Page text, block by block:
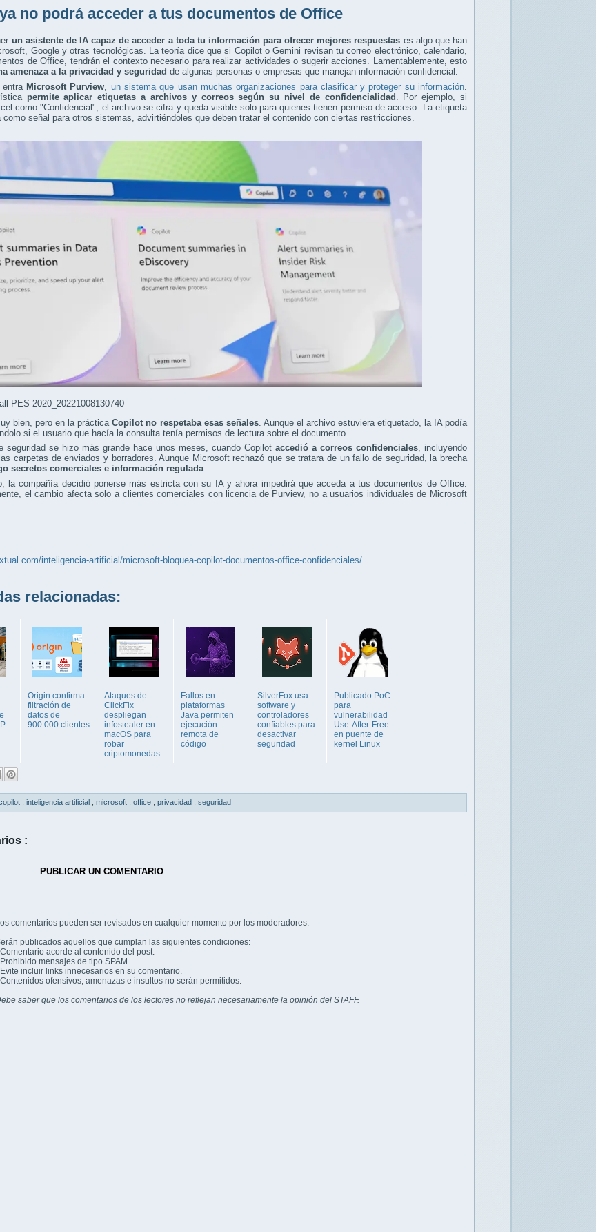
no podrá acceder a tus documentos de Office
un asistente de IA capaz de acceder a toda tu información para ofrecer mejores respuestas es algo que han
Google y otras tecnológicas. La teoría dice que si Copilot o Gemini revisan tu correo electrónico, calendario,
de Office, tendrán el contexto necesario para realizar actividades o sugerir acciones. Lamentablemente, esto
amenaza a la privacidad y seguridad de algunas personas o empresas que manejan información confidencial.
Microsoft Purview un sistema que usan muchas organizaciones para clasificar y proteger su información
permite aplicar etiquetas a archivos y correos según su nivel de confidencialidad . Por ejemplo, si
como "Confidencial", el archivo se cifra y queda visible solo para quienes tienen permiso de acceso. La etiqueta
como señal para otros sistemas, advirtiéndoles que deben tratar el contenido con ciertas restricciones.
PES 2020_20221008130740
bien, pero en la prácticaCopilot no respetaba esas señales. Aunque el archivo estuviera etiquetado, la IA podía
si el usuario que hacía la consulta tenía permisos de lectura sobre el documento.
seguridad se hizo más grande hace unos meses, cuando Copilot accedió a correos confidenciales, incluyendo
carpetas de enviados y borradores. Aunque Microsoft rechazó que se tratara de un fallo de seguridad, la brecha
secretos comerciales e información regulada.
la compañía decidió ponerse más estricta con su IA y ahora impedirá que acceda a tus documentos de Office.
el cambio afecta solo a clientes comerciales con licencia de Purview, no a usuarios individuales de Microsoft
inteligencia-artificial/microsoft-bloquea-copilot-documentos-office-confidenciales/
relacionadas:
Origin confirma
filtración de
datos de
900.000 clientes
Ataques de
ClickFix
despliegan
infostealer en
macOS para
robar
criptomonedas
Fallos en
plataformas
Java permiten
ejecución
remota de
código
SilverFox usa
software y
controladores
confiables para
desactivar
seguridad
Publicado PoC
para
vulnerabilidad
Use-After-Free
en puente de
kernel Linux
inteligencia artificial microsoft office privacidad seguridad
:
PUBLICAR UN COMENTARIO
comentarios pueden ser revisados en cualquier momento por los moderadores.
publicados aquellos que cumplan las siguientes condiciones:
acorde al contenido del post.
mensajes de tipo SPAM.
incluir links innecesarios en su comentario.
ofensivos, amenazas e insultos no serán permitidos.
saber que los comentarios de los lectores no reflejan necesariamente la opinión del STAFF.